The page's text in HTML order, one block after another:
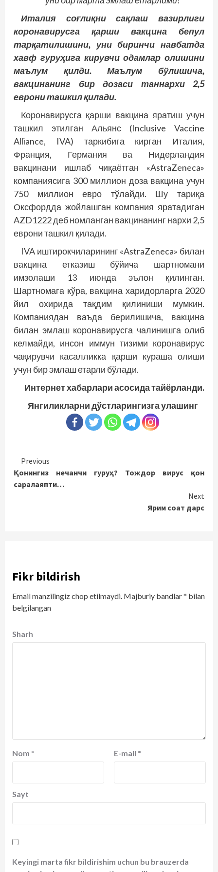
Италия соғлиқни сақлаш вазирлиги
коронавирусга қарши вакцина бепул
тарқатилишини, уни биринчи навбатда
хавф гуруҳига кирувчи одамлар олишини
маълум қилди. Маълум бўлишича,
вакцинанинг бир дозаси таннархи 2,5
еврони ташкил қилади.
Коронавирусга қарши вакцина яратиш учун
ташкил этилган Альянс (Inclusive Vaccine
Alliance, IVA) таркибига кирган Италия,
Франция, Германия ва Нидерландия
вакцинани ишлаб чиқаётган «AstraZeneca»
компаниясига 300 миллион доза вакцина учун
750 миллион евро тўлайди. Шу тариқа
Оксфордда жойлашган компания яратадиган
AZD1222 деб номланган вакцинанинг нархи 2,5
еврони ташкил қилади.
IVA иштирокчиларининг «AstraZeneca» билан
вакцина етказиш бўйича шартномани
имзолаши 13 июнда эълон қилинган.
Шартномага кўра, вакцина харидорларга 2020
йил охирида тақдим қилиниши мумкин.
Компания­­дан ваъда берилишича, вакцина
билан эмлаш коронавирусга чалинишга олиб
келмайди, инсон иммун тизими коронавирус
чақирувчи касалликка қарши кураша олиши
учун бир эмлаш етарли бўлади.
Интернет хабарлари асосида тайёрланди.
Янгиликларни дўстларингизга улашинг
Continue
Reading
Previous
Қонингиз нечанчи гуруҳ? Тождор вирус қон
саралаяпти…
Next
Ярим соат дарс
Fikr bildirish
Email manzilingiz chop etilmaydi. Majburiy bandlar* bilan
belgilangan
Sharh
Nom * E-mail *
Sayt
Keyingi marta fikr bildirishim uchun bu brauzerda